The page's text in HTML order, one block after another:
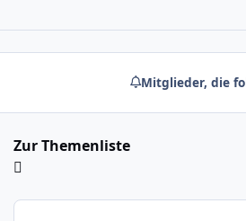
Mitglieder, die
Zur Themenliste